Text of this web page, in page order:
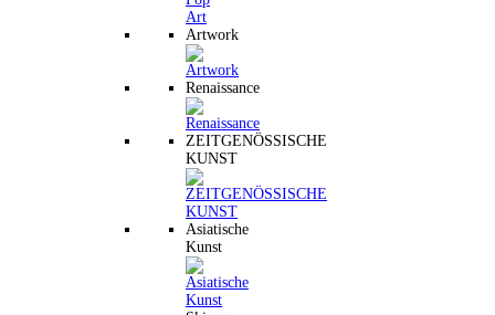
Artwork
Renaissance
ZEITGENÖSSISCHE
KUNST
Asiatische
Kunst